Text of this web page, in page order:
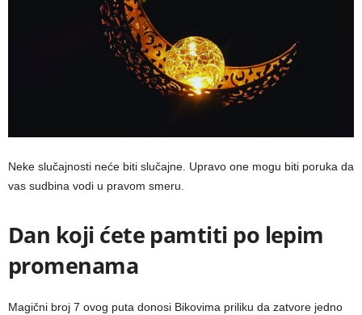
Neke slučajnosti neće biti slučajne. Upravo one mogu biti poruka da
vas sudbina vodi u pravom smeru.
Dan koji ćete pamtiti po lepim
promenama
Magični broj 7 ovog puta donosi Bikovima priliku da zatvore jedno